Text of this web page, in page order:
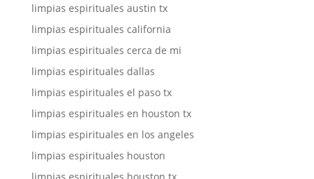
limpias espirituales austin tx
limpias espirituales california
limpias espirituales cerca de mi
limpias espirituales dallas
limpias espirituales el paso tx
limpias espirituales en houston tx
limpias espirituales en los angeles
limpias espirituales houston